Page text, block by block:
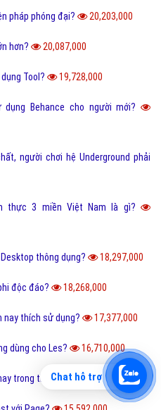
pháp phóng đại? 20,203,000
hơn? 20,087,000
Tool? 19,728,000
Behance cho người mới?
người chơi hệ Underground phải
thực 3 miền Việt Nam là gì?
thông dụng? 18,297,000
độc đáo? 18,268,000
nay thích sử dụng? 17,377,000
dùng cho Les? 16,710,000
trong tiểu thuyết? 16,497,000
Chat hỗ trợ